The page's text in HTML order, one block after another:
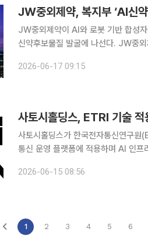
JW중외제약, 복지부 ‘AI신
JW중외제약이 AI와 로봇 기반 합성
신약후보물질 발굴에 나선다. JW중외제약은 보건복지부가 주관하는 2026년도 제1차 보건의료기
다. 구조기반 AI신약개발지원은 보
2026-06-17 09:15
사토시홀딩스, ETRI 기술
사토시홀딩스가 한국전자통신연구
통신 운영 플랫폼에 적용하며 AI 인프라 시장 공략에 나선다.
2026-06-15 08:56
1 2 3 4 5 6